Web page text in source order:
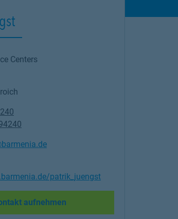
Centers
patrik_juengst
aufnehmen
Link Opens in New Tab